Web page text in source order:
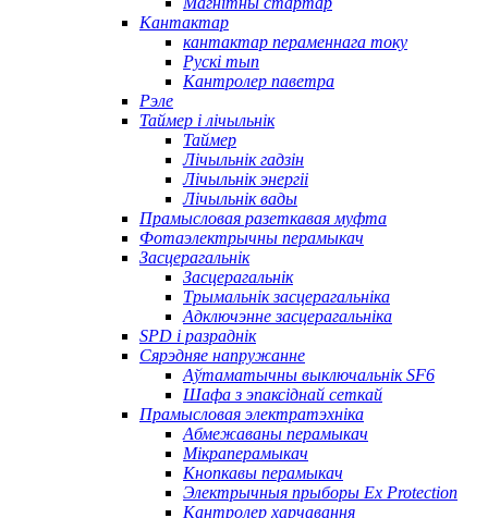
Кантактар
кантактар ​​пераменнага току
Рускі тып
Кантролер паветра
Рэле
Таймер і лічыльнік
Таймер
Лічыльнік гадзін
Лічыльнік энергіі
Лічыльнік вады
Прамысловая разеткавая муфта
Фотаэлектрычны перамыкач
Засцерагальнік
Засцерагальнік
Трымальнік засцерагальніка
Адключэнне засцерагальніка
SPD і разраднік
Сярэдняе напружанне
Аўтаматычны выключальнік SF6
Шафа з эпаксіднай сеткай
Прамысловая электратэхніка
Абмежаваны перамыкач
Мікраперамыкач
Кнопкавы перамыкач
Электрычныя прыборы Ex Protection
Кантролер харчавання